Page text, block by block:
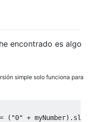
encontrado es algo
simple solo funciona para
= ( "0" + myNumber).